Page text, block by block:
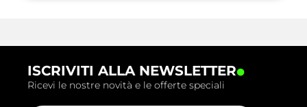
ISCRIVITI ALLA NEWSLETTER.
Ricevi le nostre novità e le offerte speciali